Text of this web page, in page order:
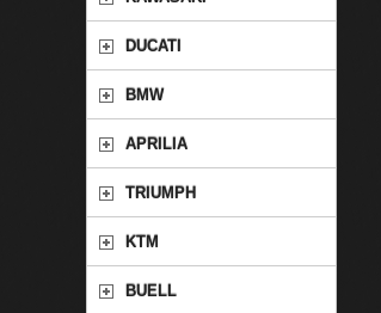
DUCATI
BMW
APRILIA
TRIUMPH
KTM
BUELL